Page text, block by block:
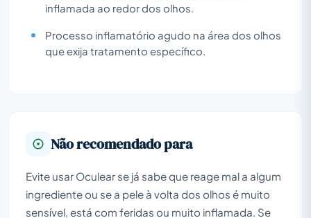
inflamada ao redor dos olhos.
Processo inflamatório agudo na área dos olhos
que exija tratamento específico.
Não recomendado para
Evite usar Oculear se já sabe que reage mal a algum
ingrediente ou se a pele à volta dos olhos é muito
sensível, está com feridas ou muito inflamada. Se